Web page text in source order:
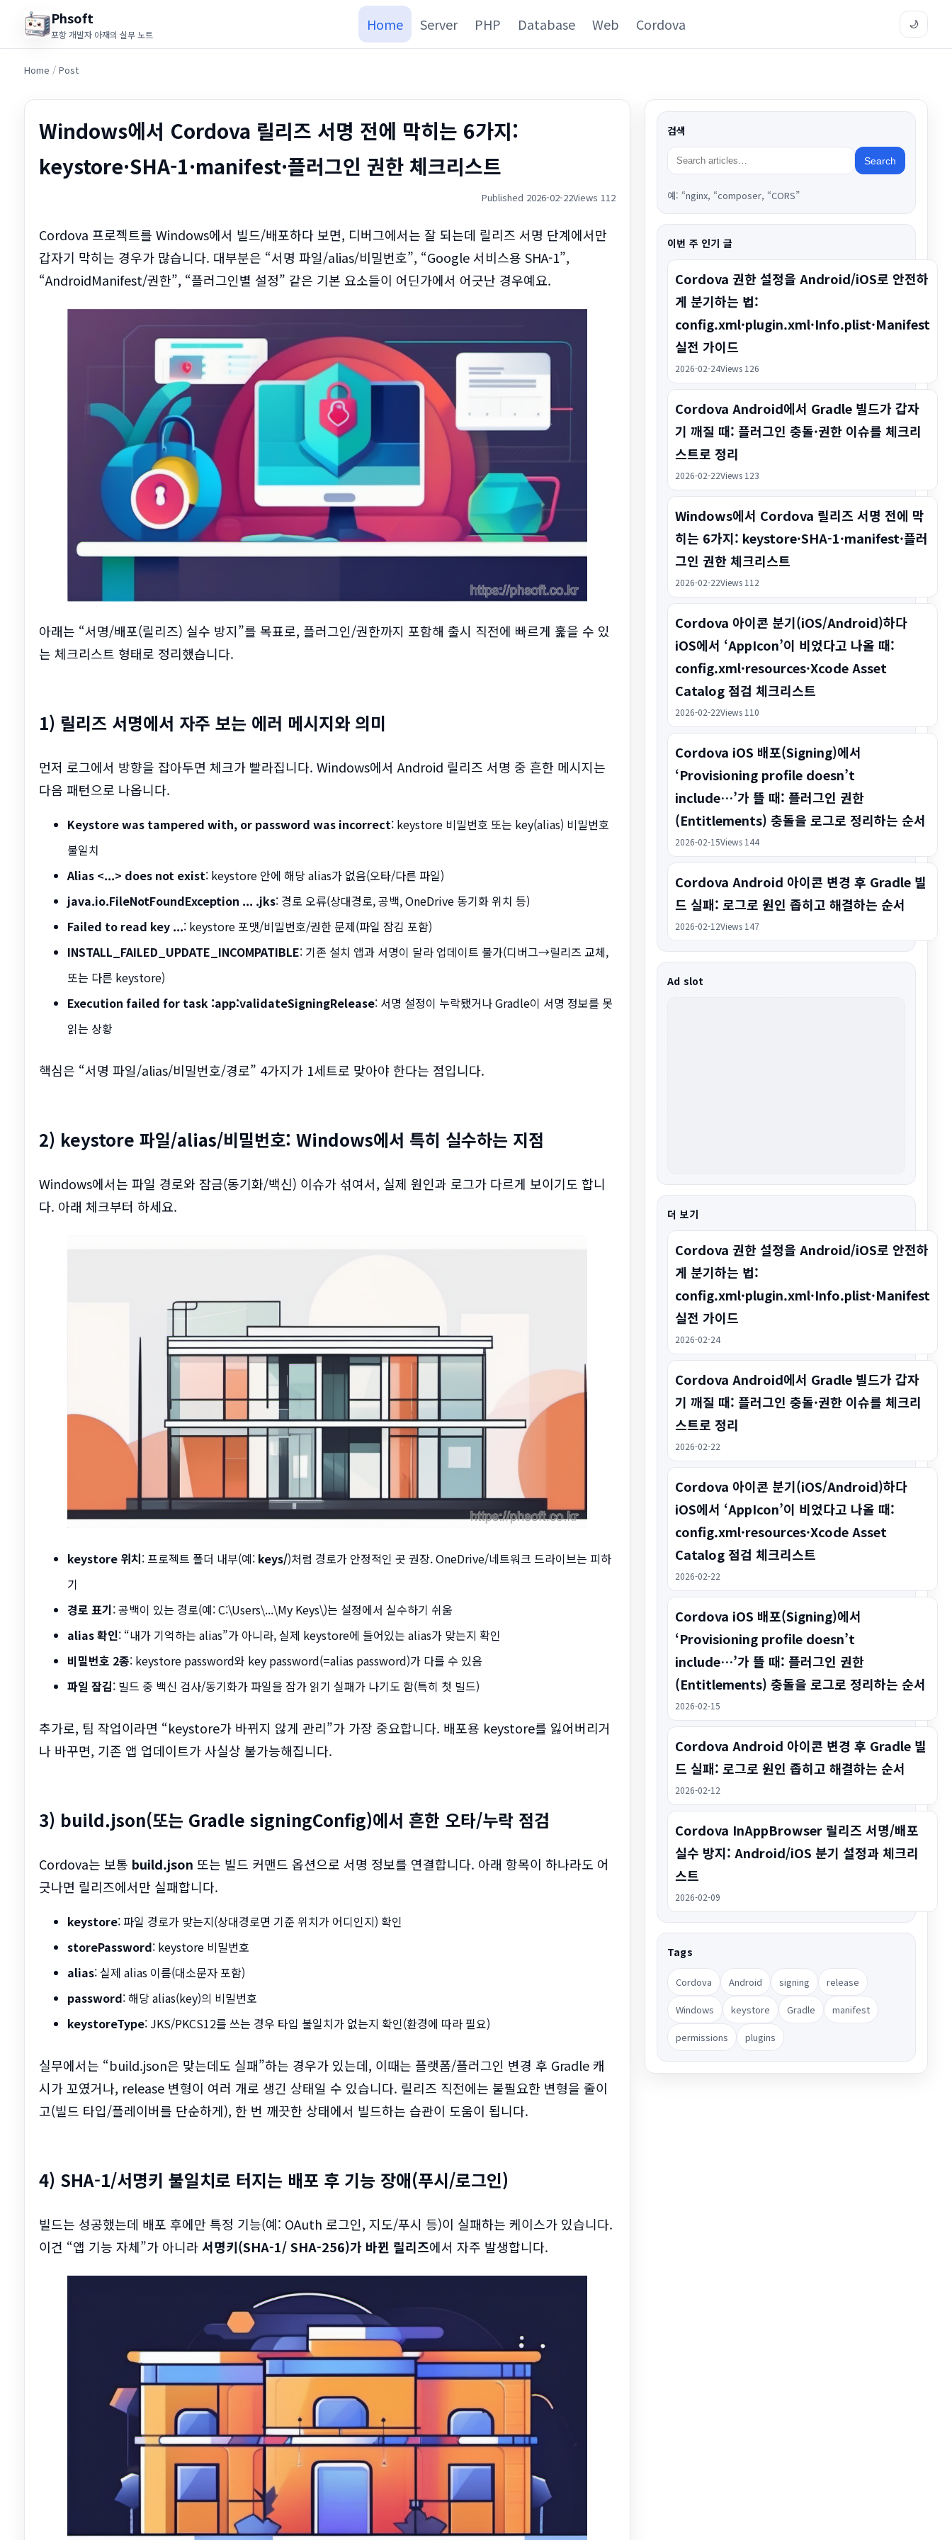
Phsoft
포항 개발자 아재의 실무 노트
Home Server PHP Database Web Cordova 🌙
Home / Post
Windows에서 Cordova 릴리즈 서명 전에 막히는 6가지:
keystore·SHA-1·manifest·플러그인 권한 체크리스트
Published 2026-02-22Views 112
Cordova 프로젝트를 Windows에서 빌드/배포하다 보면, 디버그에서는 잘 되는데 릴리즈 서명 단계에서만
갑자기 막히는 경우가 많습니다. 대부분은 “서명 파일/alias/비밀번호”, “Google 서비스용 SHA-1”,
“AndroidManifest/권한”, “플러그인별 설정” 같은 기본 요소들이 어딘가에서 어긋난 경우예요.
아래는 “서명/배포(릴리즈) 실수 방지”를 목표로, 플러그인/권한까지 포함해 출시 직전에 빠르게 훑을 수 있
는 체크리스트 형태로 정리했습니다.
1) 릴리즈 서명에서 자주 보는 에러 메시지와 의미
먼저 로그에서 방향을 잡아두면 체크가 빨라집니다. Windows에서 Android 릴리즈 서명 중 흔한 메시지는
다음 패턴으로 나옵니다.
Keystore was tampered with, or password was incorrect: keystore 비밀번호 또는 key(alias) 비밀번호
불일치
Alias <...> does not exist: keystore 안에 해당 alias가 없음(오타/다른 파일)
java.io.FileNotFoundException ... .jks: 경로 오류(상대경로, 공백, OneDrive 동기화 위치 등)
Failed to read key ...: keystore 포맷/비밀번호/권한 문제(파일 잠김 포함)
INSTALL_FAILED_UPDATE_INCOMPATIBLE: 기존 설치 앱과 서명이 달라 업데이트 불가(디버그→릴리즈 교체,
또는 다른 keystore)
Execution failed for task :app:validateSigningRelease: 서명 설정이 누락됐거나 Gradle이 서명 정보를 못
읽는 상황
핵심은 “서명 파일/alias/비밀번호/경로” 4가지가 1세트로 맞아야 한다는 점입니다.
2) keystore 파일/alias/비밀번호: Windows에서 특히 실수하는 지점
Windows에서는 파일 경로와 잠금(동기화/백신) 이슈가 섞여서, 실제 원인과 로그가 다르게 보이기도 합니
다. 아래 체크부터 하세요.
keystore 위치: 프로젝트 폴더 내부(예: keys/)처럼 경로가 안정적인 곳 권장. OneDrive/네트워크 드라이브는 피하
기
경로 표기: 공백이 있는 경로(예: C:\Users\...\My Keys\)는 설정에서 실수하기 쉬움
alias 확인: “내가 기억하는 alias”가 아니라, 실제 keystore에 들어있는 alias가 맞는지 확인
비밀번호 2종: keystore password와 key password(=alias password)가 다를 수 있음
파일 잠김: 빌드 중 백신 검사/동기화가 파일을 잠가 읽기 실패가 나기도 함(특히 첫 빌드)
추가로, 팀 작업이라면 “keystore가 바뀌지 않게 관리”가 가장 중요합니다. 배포용 keystore를 잃어버리거
나 바꾸면, 기존 앱 업데이트가 사실상 불가능해집니다.
3) build.json(또는 Gradle signingConfig)에서 흔한 오타/누락 점검
Cordova는 보통 build.json 또는 빌드 커맨드 옵션으로 서명 정보를 연결합니다. 아래 항목이 하나라도 어
긋나면 릴리즈에서만 실패합니다.
keystore: 파일 경로가 맞는지(상대경로면 기준 위치가 어디인지) 확인
storePassword: keystore 비밀번호
alias: 실제 alias 이름(대소문자 포함)
password: 해당 alias(key)의 비밀번호
keystoreType: JKS/PKCS12를 쓰는 경우 타입 불일치가 없는지 확인(환경에 따라 필요)
실무에서는 “build.json은 맞는데도 실패”하는 경우가 있는데, 이때는 플랫폼/플러그인 변경 후 Gradle 캐
시가 꼬였거나, release 변형이 여러 개로 생긴 상태일 수 있습니다. 릴리즈 직전에는 불필요한 변형을 줄이
고(빌드 타입/플레이버를 단순하게), 한 번 깨끗한 상태에서 빌드하는 습관이 도움이 됩니다.
4) SHA-1/서명키 불일치로 터지는 배포 후 기능 장애(푸시/로그인)
빌드는 성공했는데 배포 후에만 특정 기능(예: OAuth 로그인, 지도/푸시 등)이 실패하는 케이스가 있습니다.
이건 “앱 기능 자체”가 아니라서명키(SHA-1/ SHA-256)가 바뀐 릴리즈에서 자주 발생합니다.
검색
Search
예: “nginx, “composer, “CORS”
이번 주 인기 글
Cordova 권한 설정을 Android/iOS로 안전하
게 분기하는 법:
config.xml·plugin.xml·Info.plist·Manifest
실전 가이드
2026-02-24Views 126
Cordova Android에서 Gradle 빌드가 갑자
기 깨질 때: 플러그인 충돌·권한 이슈를 체크리
스트로 정리
2026-02-22Views 123
Windows에서 Cordova 릴리즈 서명 전에 막
히는 6가지: keystore·SHA-1·manifest·플러
그인 권한 체크리스트
2026-02-22Views 112
Cordova 아이콘 분기(iOS/Android)하다
iOS에서 ‘AppIcon’이 비었다고 나올 때:
config.xml·resources·Xcode Asset
Catalog 점검 체크리스트
2026-02-22Views 110
Cordova iOS 배포(Signing)에서
‘Provisioning profile doesn’t
include…’가 뜰 때: 플러그인 권한
(Entitlements) 충돌을 로그로 정리하는 순서
2026-02-15Views 144
Cordova Android 아이콘 변경 후 Gradle 빌
드 실패: 로그로 원인 좁히고 해결하는 순서
2026-02-12Views 147
Ad slot
더 보기
Cordova 권한 설정을 Android/iOS로 안전하
게 분기하는 법:
config.xml·plugin.xml·Info.plist·Manifest
실전 가이드
2026-02-24
Cordova Android에서 Gradle 빌드가 갑자
기 깨질 때: 플러그인 충돌·권한 이슈를 체크리
스트로 정리
2026-02-22
Cordova 아이콘 분기(iOS/Android)하다
iOS에서 ‘AppIcon’이 비었다고 나올 때:
config.xml·resources·Xcode Asset
Catalog 점검 체크리스트
2026-02-22
Cordova iOS 배포(Signing)에서
‘Provisioning profile doesn’t
include…’가 뜰 때: 플러그인 권한
(Entitlements) 충돌을 로그로 정리하는 순서
2026-02-15
Cordova Android 아이콘 변경 후 Gradle 빌
드 실패: 로그로 원인 좁히고 해결하는 순서
2026-02-12
Cordova InAppBrowser 릴리즈 서명/배포
실수 방지: Android/iOS 분기 설정과 체크리
스트
2026-02-09
Tags
Cordova Android signing release
Windows keystore Gradle manifest
permissions plugins